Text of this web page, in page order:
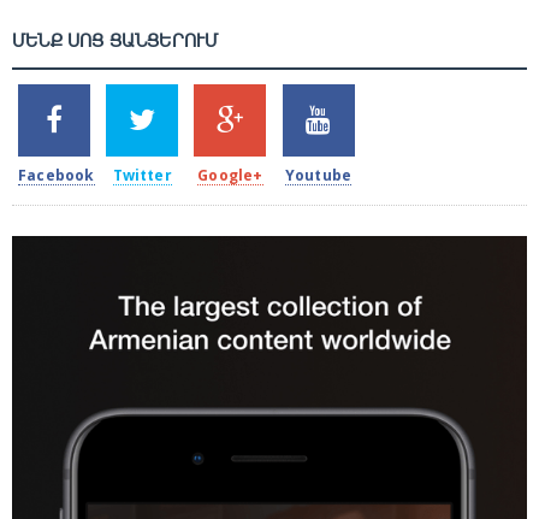
ՄԵՆՔ ՍՈՑ ՑԱՆՑԵՐՈՒՄ
2k
SHARES
Facebook
1.5k
TWEETS
Twitter
203
SHARES
Google+
620
SHARES
Youtube